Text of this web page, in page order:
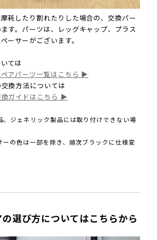
耗したり割れたりした場合の、交換パー
す。パーツは、レッグキャップ、プラス
ーサーがございます。
ては
アパーツ一覧はこちら ▶
換方法については
換ガイドはこちら ▶
ジェネリック製品には取り付けできない場
の色は一部を除き、順次ブラックに仕様変
選び方についてはこちらから